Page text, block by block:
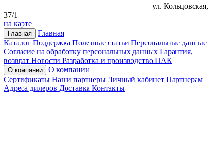
ул. Кольцовская,
37/1
на карте
Главная
Главная
Каталог Поддержка Полезные статьи Персональные данные
Согласие на обработку персональных данных Гарантия,
возврат Новости Разработка и производство ПАК
О компании
О компании
Сертификаты Наши партнеры Личный кабинет Партнерам
Адреса дилеров Доставка Контакты